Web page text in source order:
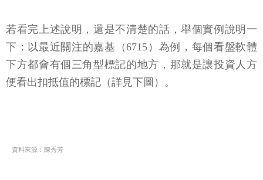
若看完上述說明，還是不清楚的話，舉個實例說明一
下：以最近關注的嘉基（6715）為例，每個看盤軟體
下方都會有個三角型標記的地方，那就是讓投資人方
便看出扣抵值的標記（詳見下圖）。
資料來源：陳秀芳